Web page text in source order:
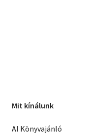
Mit kínálunk
AI Könyvajánló